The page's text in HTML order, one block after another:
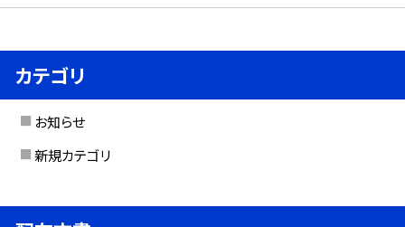
カテゴリ
お知らせ
新規カテゴリ